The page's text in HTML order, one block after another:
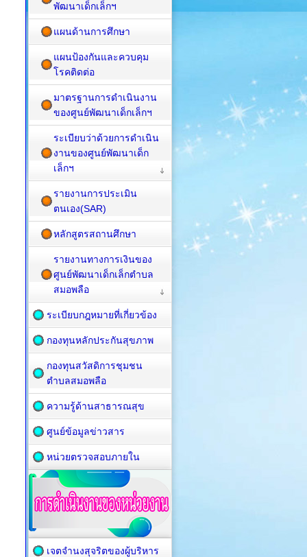
พัฒนาเด็กเล็กฯ
แผนด้านการศึกษา
แผนป้องกันและควบคุม
โรคติดต่อ
มาตรฐานการดำเนินงาน
ของศูนย์พัฒนาเด็กเล็กฯ
ระเบียบว่าด้วยการดำเนิน
งานของศูนย์พัฒนาเด็ก
เล็กฯ
รายงานการประเมิน
ตนเอง(SAR)
หลักสูตรสถานศึกษา
รายงานทางการเงินของ
ศูนย์พัฒนาเด็กเล็กตำบล
สมอพลือ
ระเบียบกฎหมายที่เกี่ยวข้อง
กองทุนหลักประกันสุขภาพ
กองทุนสวัสดิการชุมชน
ตำบลสมอพลือ
ความรู้ด้านสาธารณสุข
ศูนย์ข้อมูลข่าวสาร
หน่วยตรวจสอบภายใน
เจตจำนงสุจริตของผู้บริหาร